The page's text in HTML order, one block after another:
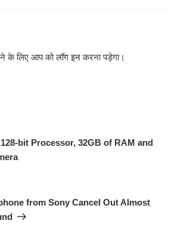
के लिए आप कोलॉग इनकरना पड़ेगा।
bit Processor, 32GB of RAM and
from Sony Cancel Out Almost